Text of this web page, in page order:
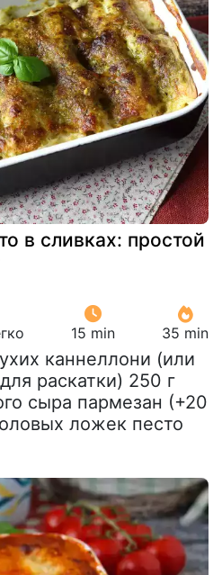
в сливках: простой
15 min 35 min
каннеллони (или
раскатки) 250 г
сыра пармезан (+20
ложек песто